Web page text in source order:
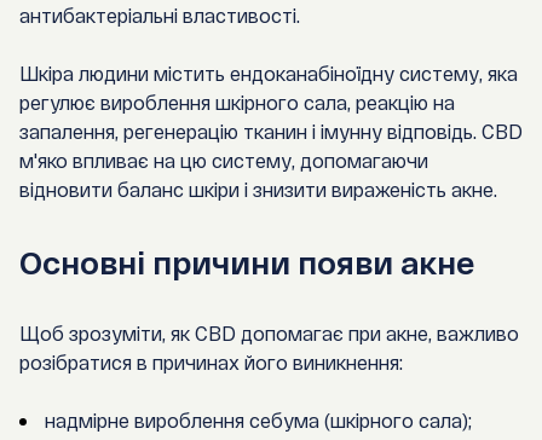
антибактеріальні властивості.
Шкіра людини містить ендоканабіноїдну систему, яка
регулює вироблення шкірного сала, реакцію на
запалення, регенерацію тканин і імунну відповідь. CBD
м'яко впливає на цю систему, допомагаючи
відновити баланс шкіри і знизити вираженість акне.
Основні причини появи акне
Щоб зрозуміти, як CBD допомагає при акне, важливо
розібратися в причинах його виникнення:
надмірне вироблення себума (шкірного сала);